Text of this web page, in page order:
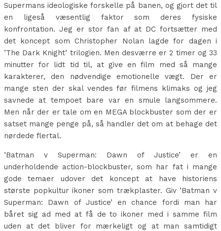
Supermans ideologiske forskelle på banen, og gjort det til
en ligeså væsentlig faktor som deres fysiske
konfrontation. Jeg er stor fan af at DC fortsætter med
det koncept som Christopher Nolan lagde for dagen i
’The Dark Knight’ trilogien. Men desværre er 2 timer og 33
minutter for lidt tid til, at give en film med så mange
karakterer, den nødvendige emotionelle vægt. Der er
mange sten der skal vendes før filmens klimaks og jeg
savnede at tempoet bare var en smule langsommere.
Men når der er tale om en MEGA blockbuster som der er
satset mange penge på, så handler det om at behage det
nørdede flertal.
’Batman v Superman: Dawn of Justice’ er en
underholdende action-blockbuster, som har fat i mange
gode temaer udover det koncept at have historiens
største popkultur ikoner som trækplaster. Giv ’Batman v
Superman: Dawn of Justice’ en chance fordi man har
båret sig ad med at få de to ikoner med i samme film
uden at det bliver for mærkeligt og at man samtidigt